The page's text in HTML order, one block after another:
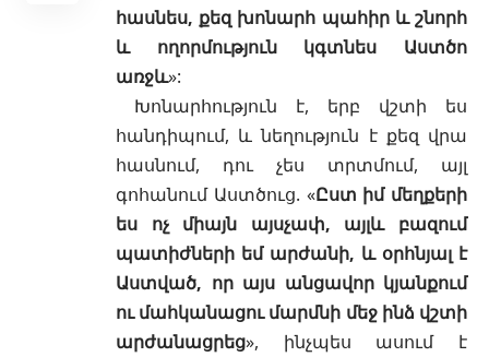
հասնես, քեզ խոնարհ պահիր և շնորհ
և ողորմություն կգտնես Աստծո
առջև»:
Խոնարհություն է, երբ վշտի ես
հանդիպում, և նեղություն է քեզ վրա
հասնում, դու չես տրտմում, այլ
գոհանում Աստծուց. «Ըստ իմ մեղքերի
ես ոչ միայն այսչափ, այլև բազում
պատիժների եմ արժանի, և օրհնյալ է
Աստված, որ այս անցավոր կյանքում
ու մահկանացու մարմնի մեջ ինձ վշտի
արժանացրեց», ինչպես ասում է